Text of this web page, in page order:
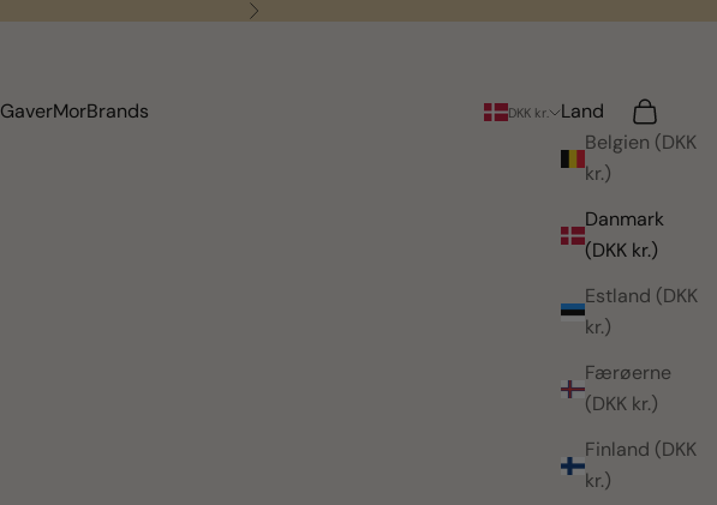
Næste
GaverMorBrands DKK kr.
Land
Belgien (DKK
kr.)
Danmark
(DKK kr.)
Estland (DKK
kr.)
Færøerne
(DKK kr.)
Finland (DKK
kr.)
Søg